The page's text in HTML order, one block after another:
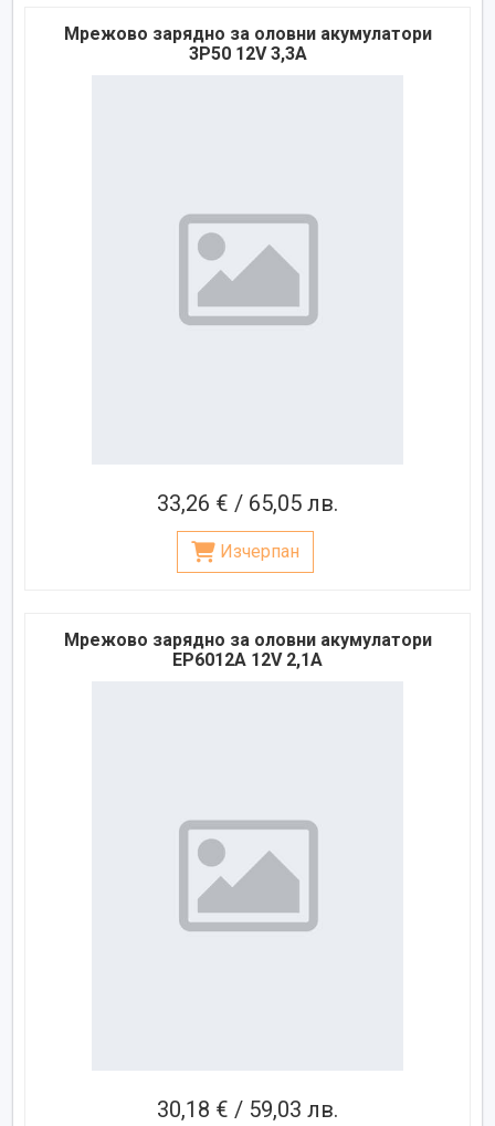
Мрежово зарядно за оловни акумулатори
3P50 12V 3,3A
33,26 € / 65,05 лв.
Изчерпан
Мрежово зарядно за оловни акумулатори
EP6012A 12V 2,1A
30,18 € / 59,03 лв.